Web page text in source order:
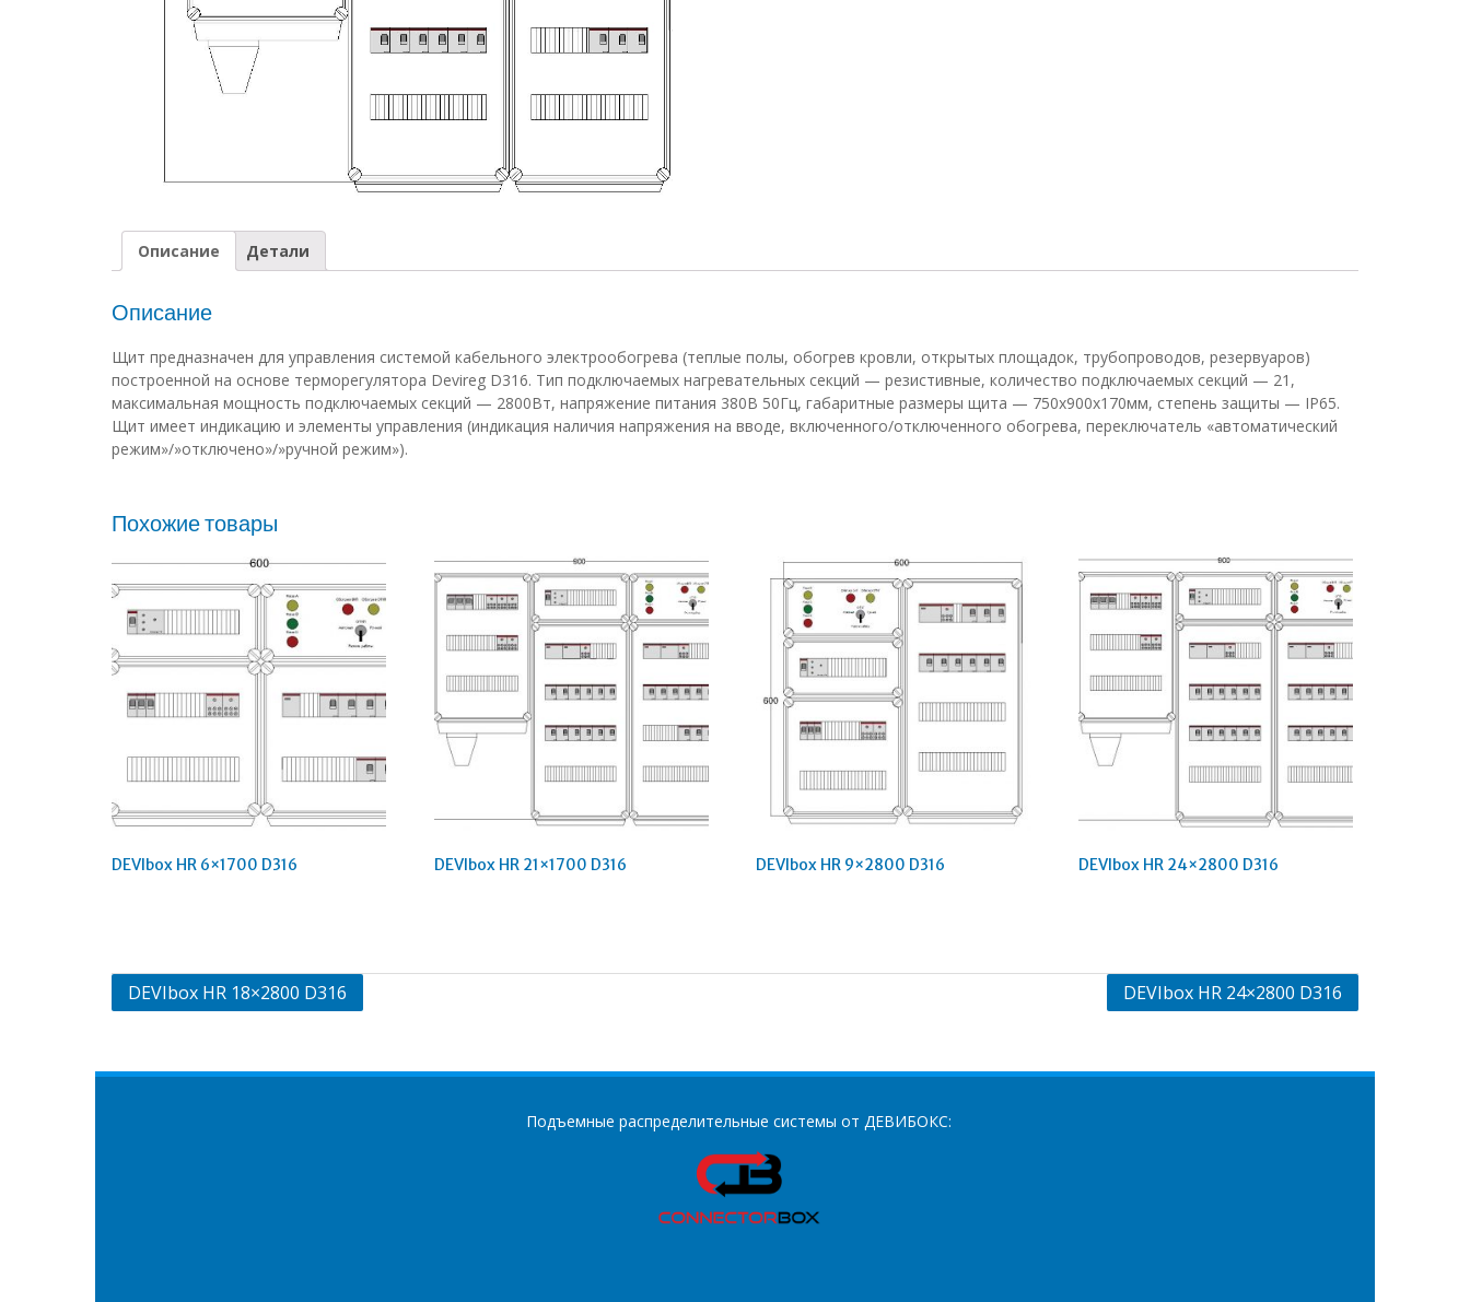
Описание Детали
Описание
Щит предназначен для управления системой кабельного электрообогрева (теплые полы, обогрев кровли, открытых площадок, трубопроводов, резервуаров)
построенной на основе терморегулятора Devireg D316. Тип подключаемых нагревательных секций — резистивные, количество подключаемых секций — 21,
максимальная мощность подключаемых секций — 2800Вт, напряжение питания 380В 50Гц, габаритные размеры щита — 750х900х170мм, степень защиты — IP65.
Щит имеет индикацию и элементы управления (индикация наличия напряжения на вводе, включенного/отключенного обогрева, переключатель «автоматический
режим»/»отключено»/»ручной режим»).
Похожие товары
DEVIbox HR 6×1700 D316 DEVIbox HR 21×1700 D316 DEVIbox HR 9×2800 D316 DEVIbox HR 24×2800 D316
Навигация
DEVIbox HR 18×2800 D316 DEVIbox HR 24×2800 D316
Подъемные распределительные системы от ДЕВИБОКС: